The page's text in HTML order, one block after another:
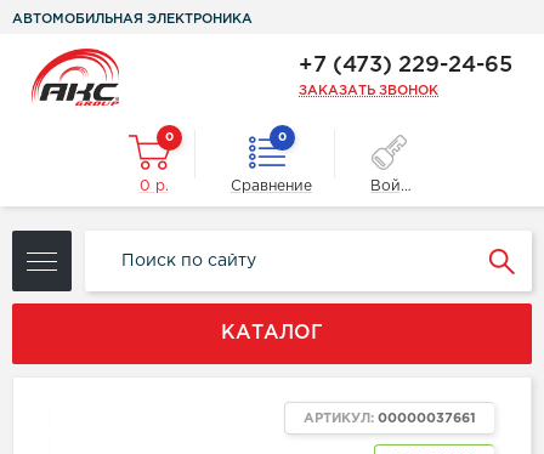
АВТОМОБИЛЬНАЯ ЭЛЕКТРОНИКА
+7 (473) 229-24-65
ЗАКАЗАТЬ ЗВОНОК
0
0 р.
0
Сравнение Войти
КАТАЛОГ
АРТИКУЛ: 00000037661